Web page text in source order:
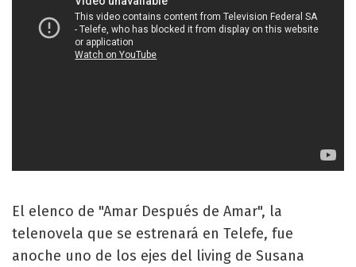
El elenco de "Amar Después de Amar", la
telenovela que se estrenará en Telefe, fue
anoche uno de los ejes del living de Susana